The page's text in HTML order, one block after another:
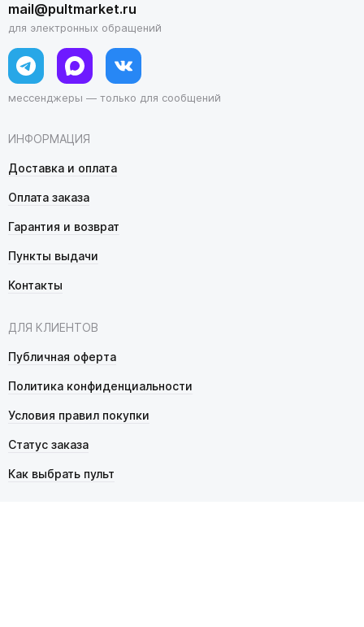
ИНФОРМАЦИЯ
Доставка и оплата
Оплата заказа
Гарантия и возврат
Пункты выдачи
Контакты
ДЛЯ КЛИЕНТОВ
Публичная оферта
Политика конфиденциальности
Условия правил покупки
Статус заказа
Как выбрать пульт
mail@pultmarket.ru
для электронных обращений
мессенджеры — только для сообщений